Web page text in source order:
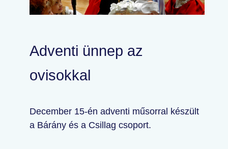
Adventi ünnep az
ovisokkal
December 15-én adventi műsorral készült
a Bárány és a Csillag csoport.